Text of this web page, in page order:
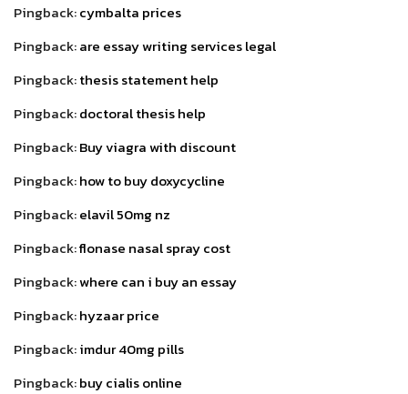
Pingback:cymbalta prices
Pingback:are essay writing services legal
Pingback:thesis statement help
Pingback:doctoral thesis help
Pingback:Buy viagra with discount
Pingback:how to buy doxycycline
Pingback:elavil 50mg nz
Pingback:flonase nasal spray cost
Pingback:where can i buy an essay
Pingback:hyzaar price
Pingback:imdur 40mg pills
Pingback:buy cialis online